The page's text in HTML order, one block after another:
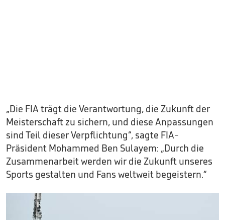
„Die FIA trägt die Verantwortung, die Zukunft der
Meisterschaft zu sichern, und diese Anpassungen
sind Teil dieser Verpflichtung“, sagte FIA-
Präsident Mohammed Ben Sulayem: „Durch die
Zusammenarbeit werden wir die Zukunft unseres
Sports gestalten und Fans weltweit begeistern.“